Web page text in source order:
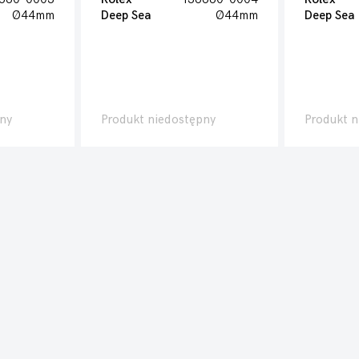
Ø44mm
Deep Sea
Ø44mm
Produkt niedostępny
Deep Sea
Produkt